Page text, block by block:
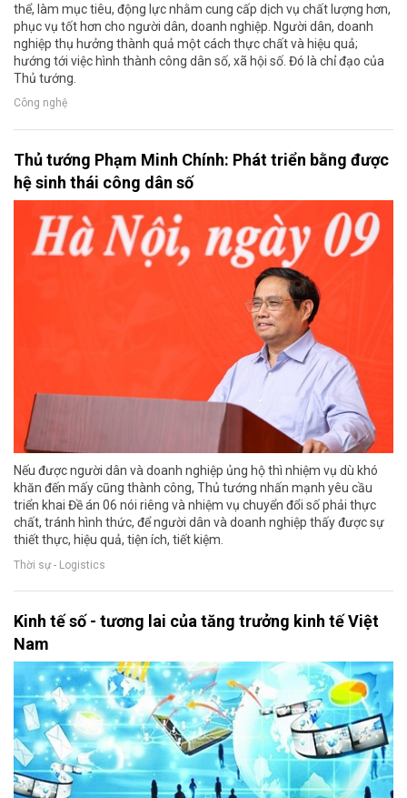
thể, làm mục tiêu, động lực nhằm cung cấp dịch vụ chất lượng hơn,
phục vụ tốt hơn cho người dân, doanh nghiệp. Người dân, doanh
nghiệp thụ hưởng thành quả một cách thực chất và hiệu quả;
hướng tới việc hình thành công dân số, xã hội số. Đó là chỉ đạo của
Thủ tướng.
Công nghệ
Thủ tướng Phạm Minh Chính: Phát triển bằng được
hệ sinh thái công dân số
Nếu được người dân và doanh nghiệp ủng hộ thì nhiệm vụ dù khó
khăn đến mấy cũng thành công, Thủ tướng nhấn mạnh yêu cầu
triển khai Đề án 06 nói riêng và nhiệm vụ chuyển đổi số phải thực
chất, tránh hình thức, để người dân và doanh nghiệp thấy được sự
thiết thực, hiệu quả, tiện ích, tiết kiệm.
Thời sự - Logistics
Kinh tế số - tương lai của tăng trưởng kinh tế Việt
Nam